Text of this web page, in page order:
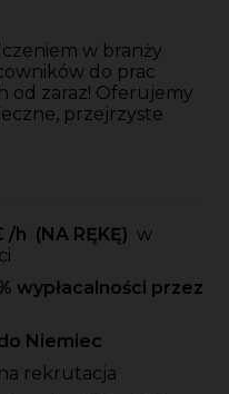
w branży
do prac
od zaraz! Oferujemy
przejrzyste
/h (NA RĘKĘ) w
wypłacalności przez
Niemiec
rekrutacja